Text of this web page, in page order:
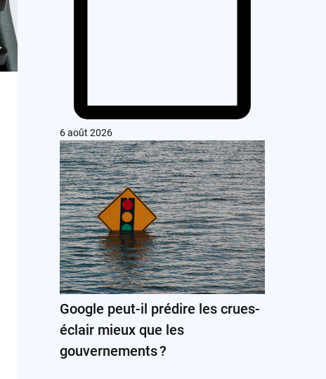
6 août 2026
Google peut-il prédire les crues-
éclair mieux que les
gouvernements ?